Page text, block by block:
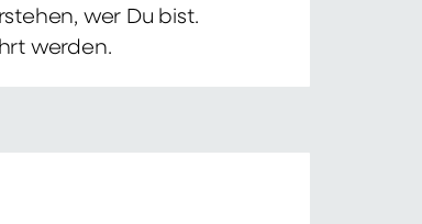
wer Du bist.
werden.